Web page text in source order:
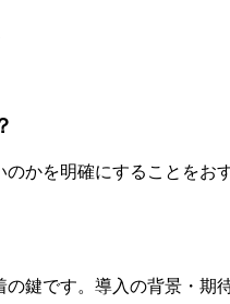
かを明確にすることを
鍵です。導入の背景・